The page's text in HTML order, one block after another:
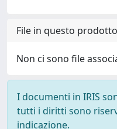
File in questo
Non ci sono file
I documenti in IRIS
tutti i diritti sono
indicazione.